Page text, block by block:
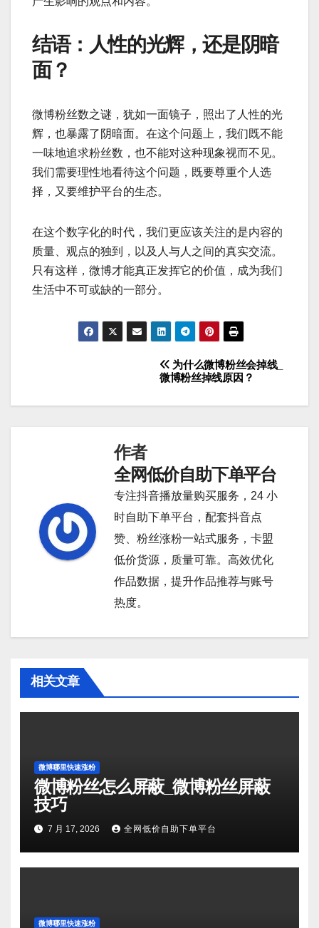
结语：人性的光辉，还是阴暗
面？
微博粉丝数之谜，犹如一面镜子，照出了人性的光
辉，也暴露了阴暗面。在这个问题上，我们既不能
一味地追求粉丝数，也不能对这种现象视而不见。
我们需要理性地看待这个问题，既要尊重个人选
择，又要维护平台的生态。
在这个数字化的时代，我们更应该关注的是内容的
质量、观点的独到，以及人与人之间的真实交流。
只有这样，微博才能真正发挥它的价值，成为我们
生活中不可或缺的一部分。
章
为什么微博粉丝会掉线_
微博粉丝掉线原因？
作者
全网低价自助下单平台
专注抖音播放量购买服务，24 小
时自助下单平台，配套抖音点
赞、粉丝涨粉一站式服务，卡盟
低价货源，质量可靠。高效优化
作品数据，提升作品推荐与账号
热度。
相关文章
微博哪里快速涨粉
微博粉丝怎么屏蔽_微博粉丝屏蔽
技巧
7 月 17, 2026 全网低价自助下单平台
微博哪里快速涨粉